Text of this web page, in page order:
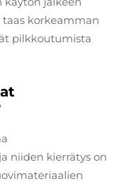
korkeamman
pilkkoutumista
niiden kierrätys on